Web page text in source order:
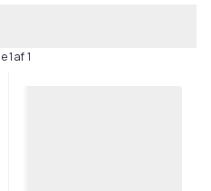
1 af 1